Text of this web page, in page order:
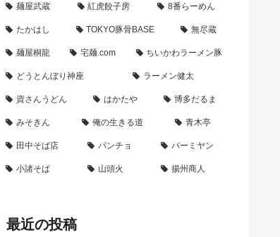
麺屋武蔵 紅虎餃子房 8番らーめん
たかはし TOKYO豚骨BASE 無尽蔵
麺屋桐龍 宅麺.com ちいかわラーメン豚
どうとんぼり神座 ラーメン健太
資さんうどん はかたや 博多だるま
みそきん 俺の生きる道 青木亭
田中そば店 パンチョ バーミヤン
小諸そば 山頭火 揚州商人
最近の投稿